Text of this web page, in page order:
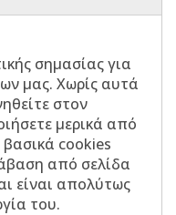
σημασίας για
μας. Χωρίς αυτά
στον
μερικά από
cookies
από σελίδα
είναι απολύτως
του.